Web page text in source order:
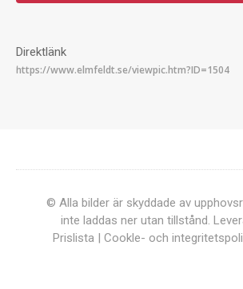
Direktlänk
© Alla bilder är skyddade av
inte laddas ner utan tillstånd.
Prislista | Cookle- och